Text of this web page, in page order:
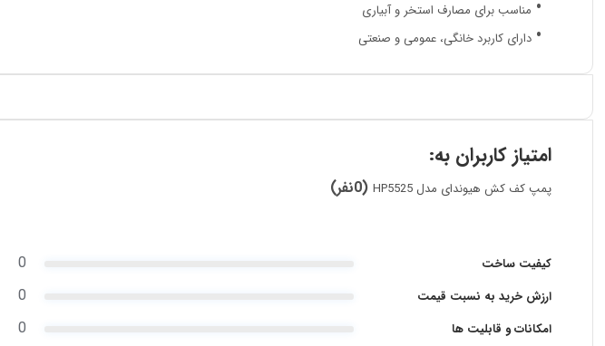
مناسب برای مصارف استخر و آبیاری
دارای کاربرد خانگی، عمومی و صنعتی
امتیاز کاربران به:
پمپ کف کش هیوندای مدل HP5525 (0نفر)
کیفیت ساخت 0
ارزش خرید به نسبت قیمت 0
امکانات و قابلیت ها 0